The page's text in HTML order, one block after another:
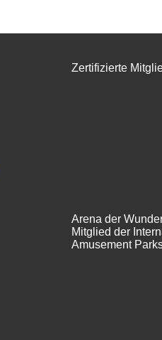
Zertifizierte
Arena der
Mitglied der
Amusement